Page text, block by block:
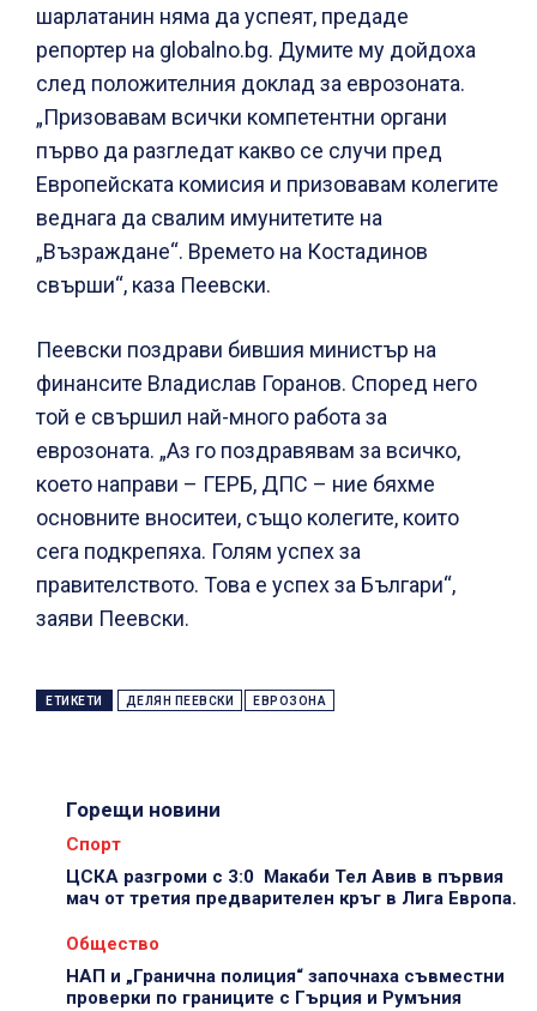
шарлатанин няма да успеят, предаде
репортер на globalno.bg. Думите му дойдоха
след положителния доклад за еврозоната.
„Призовавам всички компетентни органи
първо да разгледат какво се случи пред
Европейската комисия и призовавам колегите
веднага да свалим имунитетите на
„Възраждане“. Времето на Костадинов
свърши“, каза Пеевски.
Пеевски поздрави бившия министър на
финансите Владислав Горанов. Според него
той е свършил най-много работа за
еврозоната. „Аз го поздравявам за всичко,
което направи – ГЕРБ, ДПС – ние бяхме
основните вноситеи, също колегите, които
сега подкрепяха. Голям успех за
правителството. Това е успех за Българи“,
заяви Пеевски.
ЕТИКЕТИ ДЕЛЯН ПЕЕВСКИ ЕВРОЗОНА
Горещи новини
Спорт
ЦСКА разгроми с 3:0 Макаби Тел Авив в първия
мач от третия предварителен кръг в Лига Европа.
Общество
НАП и „Гранична полиция“ започнаха съвместни
проверки по границите с Гърция и Румъния